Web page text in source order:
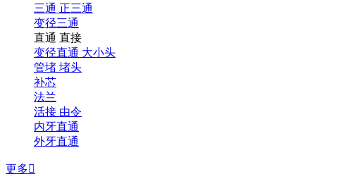
三通 正三通
变径三通
直通 直接
变径直通 大小头
管堵 堵头
补芯
法兰
活接 由令
内牙直通
外牙直通
更多